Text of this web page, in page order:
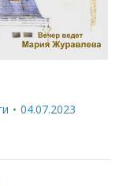
04.07.2023